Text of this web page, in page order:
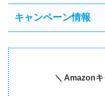
キャンペーン情報
＼ Amazon